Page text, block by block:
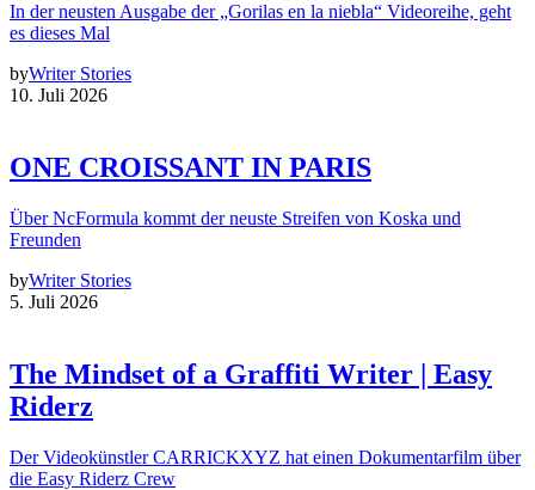
In der neusten Ausgabe der „Gorilas en la niebla“ Videoreihe, geht
es dieses Mal
byWriter Stories
10. Juli 2026
ONE CROISSANT IN PARIS
Über NcFormula kommt der neuste Streifen von Koska und
Freunden
byWriter Stories
5. Juli 2026
The Mindset of a Graffiti Writer | Easy
Riderz
Der Videokünstler CARRICKXYZ hat einen Dokumentarfilm über
die Easy Riderz Crew